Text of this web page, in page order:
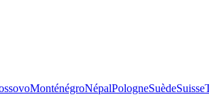
MonténégroNépalPologneSuèdeSuisse